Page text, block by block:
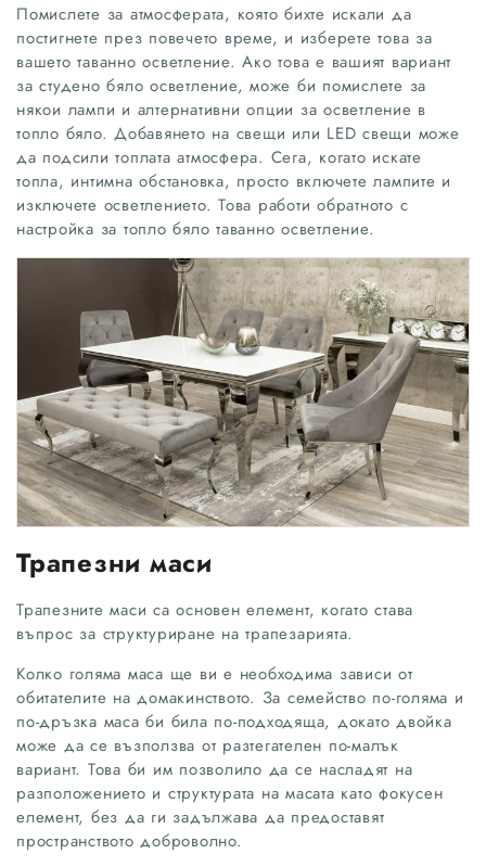
Помислете за атмосферата, която бихте искали да
постигнете през повечето време, и изберете това за
вашето таванно осветление. Ако това е вашият вариант
за студено бяло осветление, може би помислете за
някои лампи и алтернативни опции за осветление в
топло бяло. Добавянето на свещи или LED свещи може
да подсили топлата атмосфера. Сега, когато искате
топла, интимна обстановка, просто включете лампите и
изключете осветлението. Това работи обратното с
настройка за топло бяло таванно осветление.
Трапезни маси
Трапезните маси са основен елемент, когато става
въпрос за структуриране на трапезарията.
Колко голяма маса ще ви е необходима зависи от
обитателите на домакинството. За семейство по-голяма и
по-дръзка маса би била по-подходяща, докато двойка
може да се възползва от разтегателен по-малък
вариант. Това би им позволило да се насладят на
разположението и структурата на масата като фокусен
елемент, без да ги задължава да предоставят
пространството доброволно.